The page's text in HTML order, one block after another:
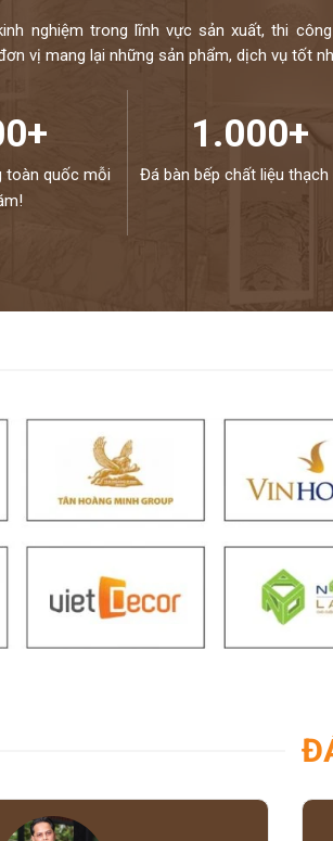
nghiệm trong lĩnh vực sản xuất, thi
vị mang lại những sản phẩm, dịch vụ tốt
toàn quốc mỗi
1.000+
Đá bàn bếp chất liệu thạch